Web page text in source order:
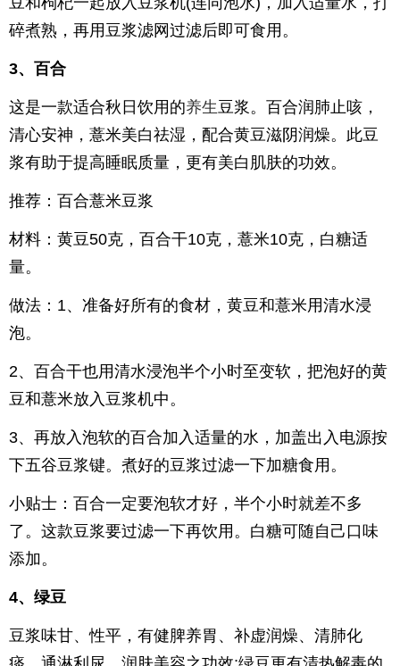
碎煮熟，再用豆浆滤网过滤后即可食用。
3、百合
这是一款适合秋日饮用的养生豆浆。百合润肺止咳，
清心安神，薏米美白祛湿，配合黄豆滋阴润燥。此豆
浆有助于提高睡眠质量，更有美白肌肤的功效。
推荐：百合薏米豆浆
材料：黄豆50克，百合干10克，薏米10克，白糖适
量。
做法：1、准备好所有的食材，黄豆和薏米用清水浸
泡。
2、百合干也用清水浸泡半个小时至变软，把泡好的黄
豆和薏米放入豆浆机中。
3、再放入泡软的百合加入适量的水，加盖出入电源按
下五谷豆浆键。煮好的豆浆过滤一下加糖食用。
小贴士：百合一定要泡软才好，半个小时就差不多
了。这款豆浆要过滤一下再饮用。白糖可随自己口味
添加。
4、绿豆
豆浆味甘、性平，有健脾养胃、补虚润燥、清肺化